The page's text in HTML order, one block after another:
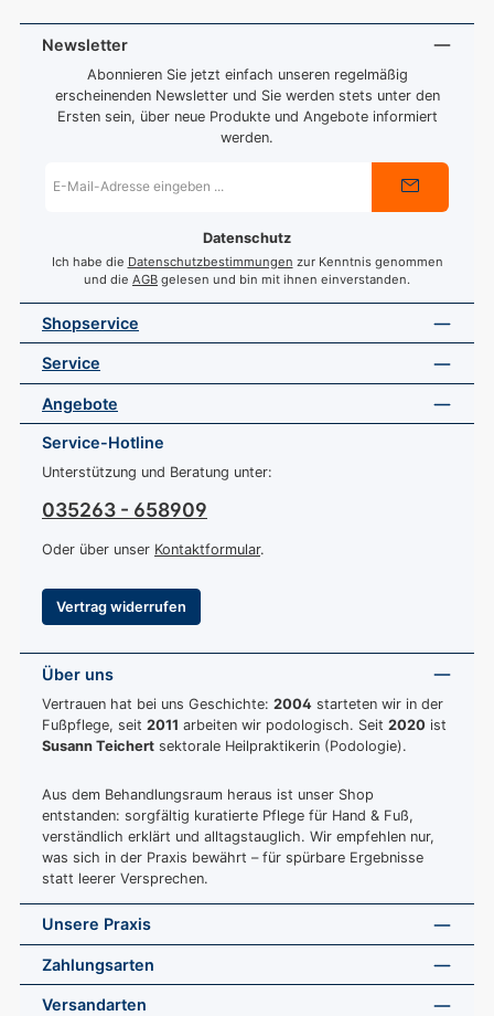
Newsletter
Abonnieren Sie jetzt einfach unseren regelmäßig
erscheinenden Newsletter und Sie werden stets unter den
Ersten sein, über neue Produkte und Angebote informiert
werden.
Mail-
Datenschutz
Ich habe die Datenschutzbestimmungen zur Kenntnis genommen
und die AGB gelesen und bin mit ihnen einverstanden.
Shopservice
Service
Angebote
Service-Hotline
Unterstützung und Beratung unter:
035263 - 658909
Oder über unser Kontaktformular.
Vertrag widerrufen
Über uns
Vertrauen hat bei uns Geschichte: 2004 starteten wir in der
Fußpflege, seit 2011 arbeiten wir podologisch. Seit 2020 ist
Susann Teichert sektorale Heilpraktikerin (Podologie).
Aus dem Behandlungsraum heraus ist unser Shop
entstanden: sorgfältig kuratierte Pflege für Hand & Fuß,
verständlich erklärt und alltagstauglich. Wir empfehlen nur,
was sich in der Praxis bewährt – für spürbare Ergebnisse
statt leerer Versprechen.
Unsere Praxis
Zahlungsarten
Versandarten